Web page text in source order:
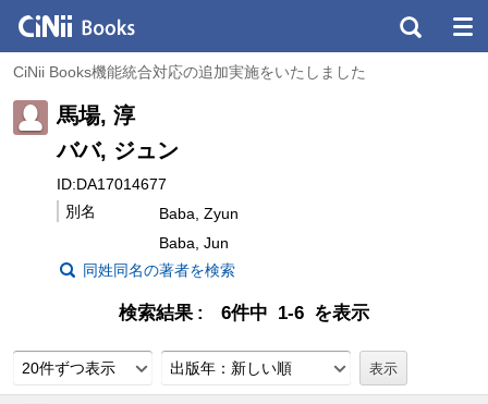
CiNii Books機能統合対応の追加実施をいたしました
馬場, 淳
ババ, ジュン
ID:DA17014677
別名
Baba, Zyun
Baba, Jun
同姓同名の著者を検索
検索結果 6件中 1-6 を表示
20件ずつ表示 出版年：新しい順